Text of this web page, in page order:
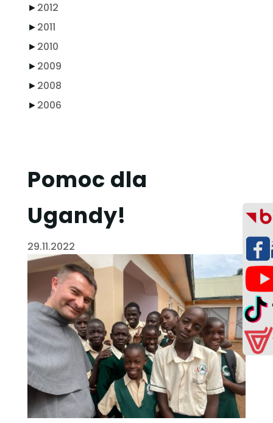
►2012
►2011
►2010
►2009
►2008
►2006
Pomoc dla
Ugandy!
29.11.2022